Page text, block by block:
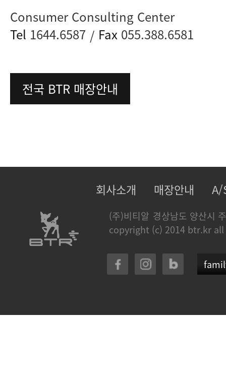
Consumer Consulting Center
Tel 1644.6587 / Fax 055.388.6581
전국 BTR 매장안내
회사소개 매장안내 A/
(주)비티알 경상남도 양산시
copyright (c) 2014 btr.kr